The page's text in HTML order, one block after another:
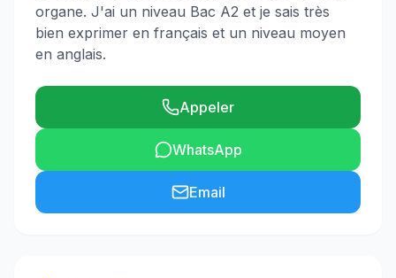
organe. J'ai un niveau Bac A2 et je sais très
bien exprimer en français et un niveau moyen
en anglais.
Appeler
WhatsApp
Email